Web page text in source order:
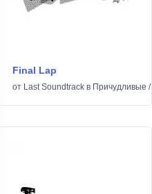
Final Lap
от Last Soundtrack в Причудливые /